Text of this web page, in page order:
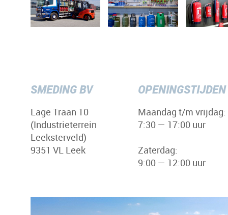
SMEDING BV
Lage Traan 10
(Industrieterrein
Leeksterveld)
9351 VL Leek
OPENINGSTIJDEN
Maandag t/m vrijdag:
7:30 — 17:00 uur
Zaterdag:
9:00 — 12:00 uur